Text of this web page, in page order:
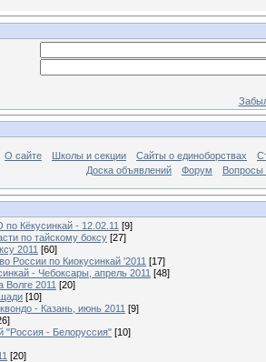
О сайте Школы и секции Сайты о единоборствах
Доска объявлений
Форум Вопросы
Кёкусинкай - 12.02.11 [9]
по тайскому боксу [27]
2011 [60]
России по Киокусинкай '2011 [17]
- Чебоксары, апрель 2011 [48]
Волге 2011 [20]
[10]
- Казань, июнь 2011 [9]
"Россия - Белоруссия" [10]
[20]